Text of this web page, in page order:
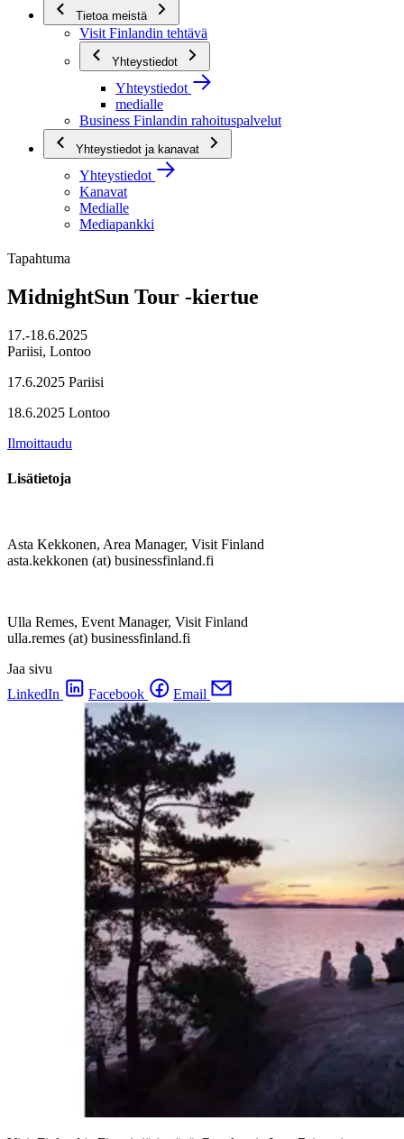
Tietoa meistä
Visit Finlandin tehtävä
Yhteystiedot
Yhteystiedot
medialle
Business Finlandin rahoituspalvelut
Yhteystiedot ja kanavat
Yhteystiedot
Kanavat
Medialle
Mediapankki
Tapahtuma
MidnightSun Tour -kiertue
17.-18.6.2025
Pariisi, Lontoo
17.6.2025 Pariisi
18.6.2025 Lontoo
Ilmoittaudu
Lisätietoja
Asta Kekkonen, Area Manager, Visit Finland
asta.kekkonen (at) businessfinland.fi
Ulla Remes, Event Manager, Visit Finland
ulla.remes (at) businessfinland.fi
Jaa sivu
LinkedIn
Facebook Email